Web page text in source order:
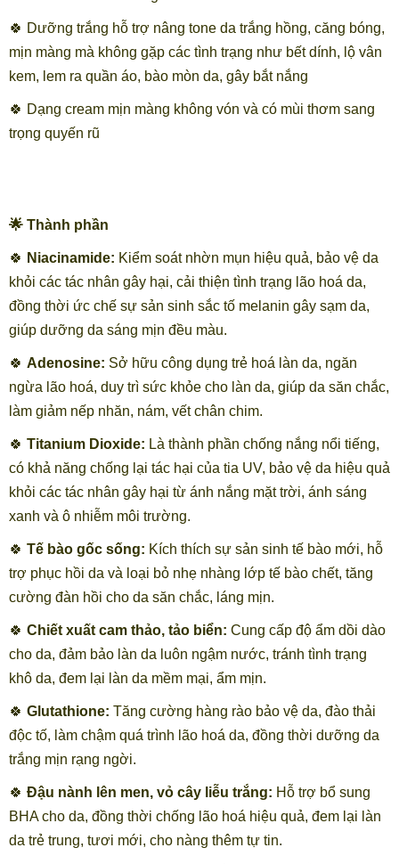
🍀 Dưỡng trắng hỗ trợ nâng tone da trắng hồng, căng bóng,
mịn màng mà không gặp các tình trạng như bết dính, lộ vân
kem, lem ra quần áo, bào mòn da, gây bắt nắng
🍀 Dạng cream mịn màng không vón và có mùi thơm sang
trọng quyến rũ
🌟 Thành phần
🍀 Niacinamide: Kiểm soát nhờn mụn hiệu quả, bảo vệ da
khỏi các tác nhân gây hại, cải thiện tình trạng lão hoá da,
đồng thời ức chế sự sản sinh sắc tố melanin gây sạm da,
giúp dưỡng da sáng mịn đều màu.
🍀 Adenosine: Sở hữu công dụng trẻ hoá làn da, ngăn
ngừa lão hoá, duy trì sức khỏe cho làn da, giúp da săn chắc,
làm giảm nếp nhăn, nám, vết chân chim.
🍀 Titanium Dioxide: Là thành phần chống nắng nổi tiếng,
có khả năng chống lại tác hại của tia UV, bảo vệ da hiệu quả
khỏi các tác nhân gây hại từ ánh nắng mặt trời, ánh sáng
xanh và ô nhiễm môi trường.
🍀 Tế bào gốc sống: Kích thích sự sản sinh tế bào mới, hỗ
trợ phục hồi da và loại bỏ nhẹ nhàng lớp tế bào chết, tăng
cường đàn hồi cho da săn chắc, láng mịn.
🍀 Chiết xuất cam thảo, tảo biển: Cung cấp độ ẩm dồi dào
cho da, đảm bảo làn da luôn ngậm nước, tránh tình trạng
khô da, đem lại làn da mềm mại, ẩm mịn.
🍀 Glutathione: Tăng cường hàng rào bảo vệ da, đào thải
độc tố, làm chậm quá trình lão hoá da, đồng thời dưỡng da
trắng mịn rạng ngời.
🍀 Đậu nành lên men, vỏ cây liễu trắng: Hỗ trợ bổ sung
BHA cho da, đồng thời chống lão hoá hiệu quả, đem lại làn
da trẻ trung, tươi mới, cho nàng thêm tự tin.